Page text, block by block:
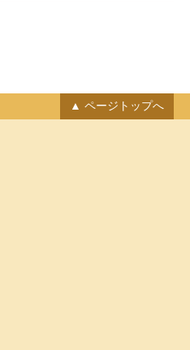
ページトップへ